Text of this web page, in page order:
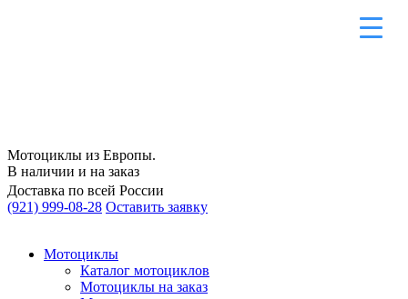
Мотоциклы из Европы.
В наличии и на заказ
Доставка по всей России
(921) 999-08-28 Оставить заявку
Мотоциклы
Каталог мотоциклов
Мотоциклы на заказ